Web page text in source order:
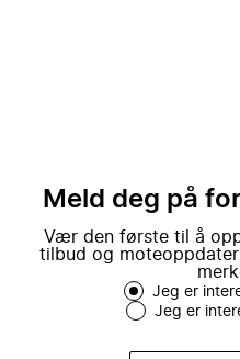
Meld deg på
Vær den første til å
tilbud og
Jeg er
Jeg er